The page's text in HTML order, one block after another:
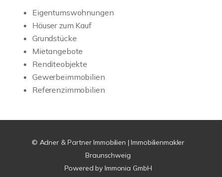
Eigentumswohnungen
Häuser zum Kauf
Grundstücke
Mietangebote
Renditeobjekte
Gewerbeimmobilien
Referenzimmobilien
© Adner & Partner Immobilien | Immobilienmakler
Braunschweig
Powered by Immonia GmbH